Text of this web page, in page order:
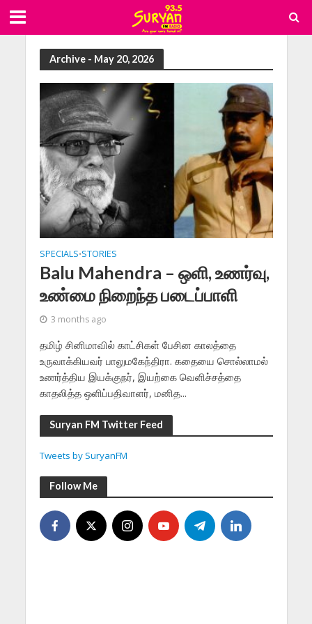
Archive - May 20, 2026
SPECIALS•STORIES
Balu Mahendra – ஒளி, உணர்வு,
உண்மை நிறைந்த படைப்பாளி
3 months ago
தமிழ் சினிமாவில் காட்சிகள் பேசின காலத்தை
உருவாக்கியவர் பாலுமகேந்திரா. கதையை சொல்லாமல்
உணர்த்திய இயக்குநர், இயற்கை வெளிச்சத்தை
காதலித்த ஒளிப்பதிவாளர், மனித...
Suryan FM Twitter Feed
Tweets by SuryanFM
Follow Me